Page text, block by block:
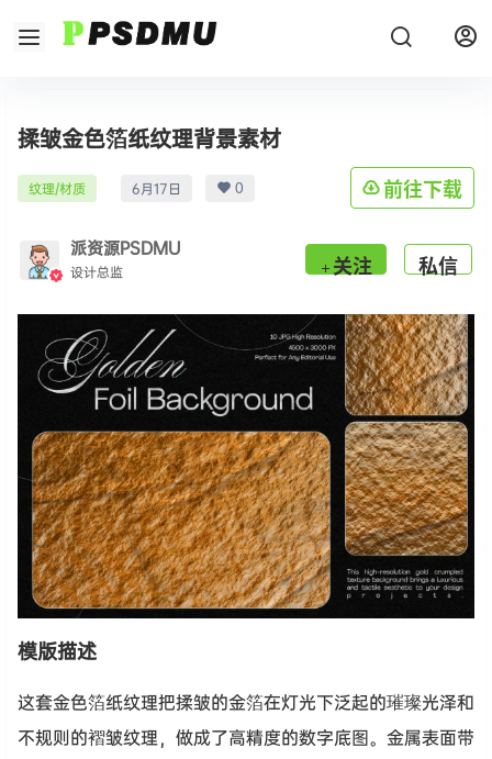
揉皱金色箔纸纹理背景素材
纹理/材质 6月17日 0 前往下载
派资源PSDMU
设计总监 关注 私信
模版描述
这套金色箔纸纹理把揉皱的金箔在灯光下泛起的璀璨光泽和
不规则的褶皱纹理，做成了高精度的数字底图。金属表面带